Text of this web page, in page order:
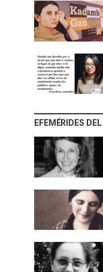
EFEMÉRIDES